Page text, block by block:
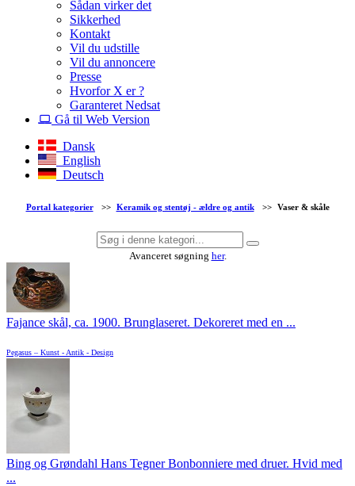
Sådan virker det
Sikkerhed
Kontakt
Vil du udstille
Vil du annoncere
Presse
Hvorfor X er ?
Garanteret Nedsat
Gå til Web Version
Dansk
English
Deutsch
Portal kategorier >> Keramik og stentøj - ældre og antik >> Vaser & skåle
Avanceret søgning her.
Fajance skål, ca. 1900. Brunglaseret. Dekoreret med en ...
Pegasus – Kunst - Antik - Design
Bing og Grøndahl Hans Tegner Bonbonniere med druer. Hvid med
...